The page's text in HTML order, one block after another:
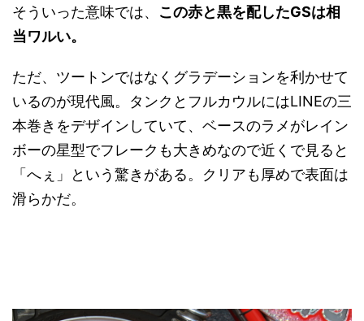
そういった意味では、 この赤と黒を配したGSは相
当ワルい。
ただ、ツートンではなくグラデーションを利かせて
いるのが現代風。タンクとフルカウルにはLINEの三
本巻きをデザインしていて、ベースのラメがレイン
ボーの星型でフレークも大きめなので近くで見ると
「へぇ」という驚きがある。クリアも厚めで表面は
滑らかだ。